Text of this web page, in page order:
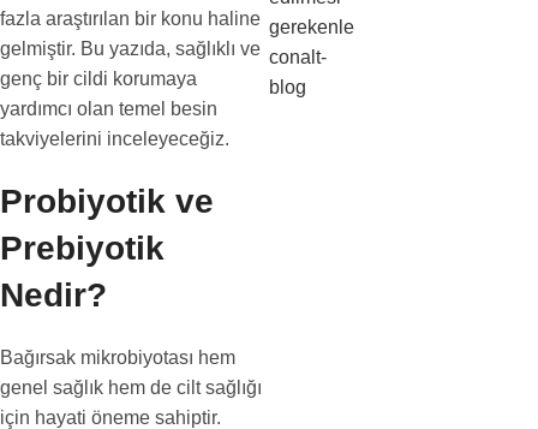
fazla araştırılan bir konu haline
gelmiştir. Bu yazıda, sağlıklı ve
genç bir cildi korumaya
yardımcı olan temel besin
takviyelerini inceleyeceğiz.
Probiyotik ve
Prebiyotik
Nedir?
Bağırsak mikrobiyotası hem
genel sağlık hem de cilt sağlığı
için hayati öneme sahiptir.